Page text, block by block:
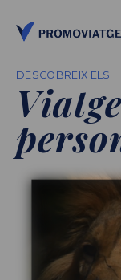
DESCOBREIX ELS